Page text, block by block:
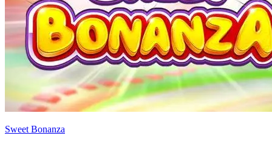
Sweet Bonanza